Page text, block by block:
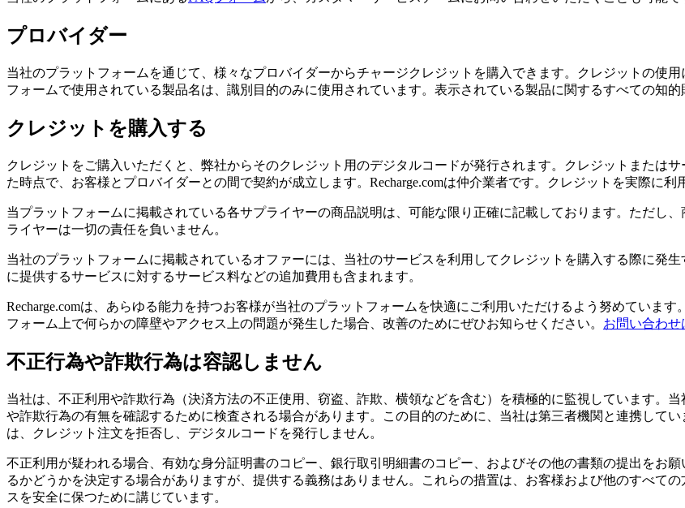
プロバイダー
当社のプラットフォームを通じて、様々なプロバイダーからチャージクレジットを購入できます。クレジットの使
フォームで使用されている製品名は、識別目的のみに使用されています。表示されている製品に関するすべての知的
クレジットを購入する
クレジットをご購入いただくと、弊社からそのクレジット用のデジタルコードが発行されます。クレジットまたは
た時点で、お客様とプロバイダーとの間で契約が成立します。Recharge.comは仲介業者です。クレジットを実際に
当プラットフォームに掲載されている各サプライヤーの商品説明は、可能な限り正確に記載しております。ただし
ライヤーは一切の責任を負いません。
当社のプラットフォームに掲載されているオファーには、当社のサービスを利用してクレジットを購入する際に発
に提供するサービスに対するサービス料などの追加費用も含まれます。
Recharge.comは、あらゆる能力を持つお客様が当社のプラットフォームを快適にご利用いただけるよう努めていま
フォーム上で何らかの障壁やアクセス上の問題が発生した場合、改善のためにぜひお知らせください。 お問い合わせ
不正行為や詐欺行為は容認しません
当社は、不正利用や詐欺行為（決済方法の不正使用、窃盗、詐欺、横領などを含む）を積極的に監視しています。
や詐欺行為の有無を確認するために検査される場合があります。この目的のために、当社は第三者機関と連携して
は、クレジット注文を拒否し、デジタルコードを発行しません。
不正利用が疑われる場合、有効な身分証明書のコピー、銀行取引明細書のコピー、およびその他の書類の提出をお
るかどうかを決定する場合がありますが、提供する義務はありません。これらの措置は、お客様および他のすべて
スを安全に保つために講じています。